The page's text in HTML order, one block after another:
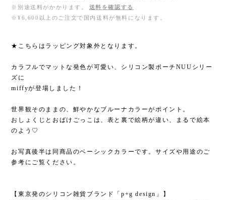
※別途送料がかかります。
送料を確認する
※¥6,600以上のご注文で国内送料が無料になります。
★こちらはラッピング対象外となります。
カラフルでマットな発色が可愛い、シリコン製ポーチNUUシリー
ズに
miffyが登場しました！
世界観そのままの、鮮やかなブルーナカラーがポイント。
おしょくじとおばけごっこは、表と裏で絵柄が違い、まるで絵本
のよう♡
お写真後半は同商品のベーシックカラーです。サイズや用途のご
参考にご覧ください。
【東京発のシリコン雑貨ブランド「p+g design」】